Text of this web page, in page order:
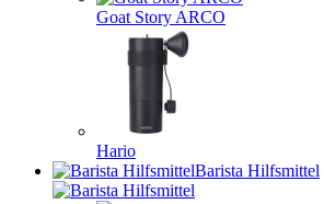
Goat Story ARCO
Hario
Barista Hilfsmittel